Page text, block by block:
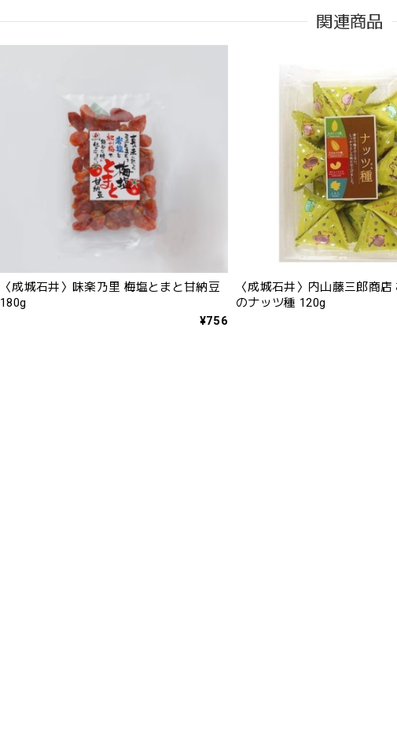
関連商品
〈成城石井〉味楽乃里 梅塩とまと甘納豆
180g
¥756
〈成城石井〉内山藤三郎商
のナッツ種 120g